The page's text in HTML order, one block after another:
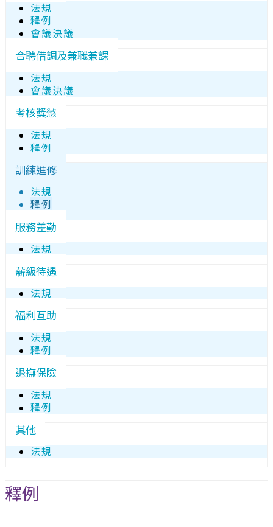
法規
釋例
會議決議
合聘借調及兼職兼課
法規
會議決議
考核獎懲
法規
釋例
訓練進修
法規
釋例
服務差勤
法規
薪級待遇
法規
福利互助
法規
釋例
退撫保險
法規
釋例
其他
法規
釋例